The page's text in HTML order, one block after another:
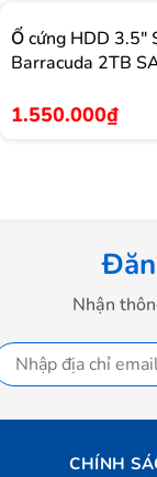
Ổ cứng HDD 3.5"
Barracuda 2TB
1.550.000₫
Nhận
CHÍNH